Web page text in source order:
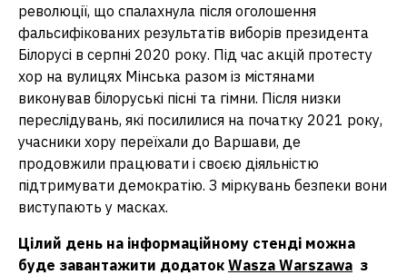
революції, що спалахнула після оголошення
фальсифікованих результатів виборів президента
Білорусі в серпні 2020 року. Під час акцій протесту
хор на вулицях Мінська разом із містянами
виконував білоруські пісні та гімни. Після низки
переслідувань, які посилилися на початку 2021 року,
учасники хору переїхали до Варшави, де
продовжили працювати і своєю діяльністю
підтримувати демократію. З міркувань безпеки вони
виступають у масках.
Цілий день на інформаційному стенді можна
буде завантажити додаток Wasza Warszawa з